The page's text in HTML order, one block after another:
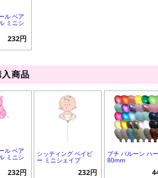
ル ベア
ミニシ
232円
商品
ル ベア
ミニシ
232円
シッティング ベイビ
ー ミニシェイプ
232円
プチ バルーン ハ
80mm